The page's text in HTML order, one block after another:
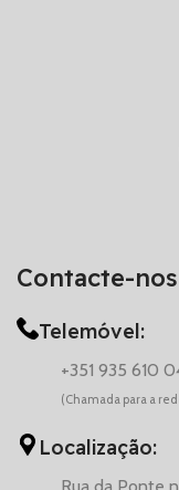
Contacte-nos
Telemóvel:
+351 935 610
(Chamada para a
Localização: